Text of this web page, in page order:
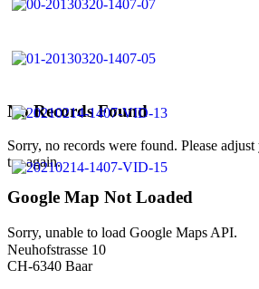
No Records Found
Sorry, no records were found. Please
try again.
Google Map Not Loaded
Sorry, unable to load Google Maps API.
Neuhofstrasse 10
CH-6340 Baar